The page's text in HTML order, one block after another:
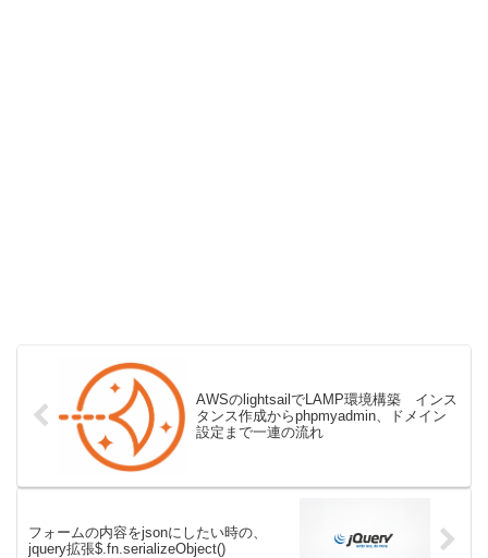
AWSのlightsailでLAMP環境構築 インス
タンス作成からphpmyadmin、ドメイン
設定まで一連の流れ
フォームの内容をjsonにしたい時の、
jquery拡張$.fn.serializeObject()